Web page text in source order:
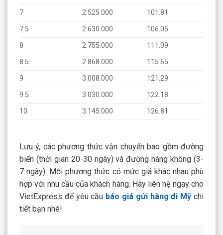
7
2.525.000
101.81
7.5
2.630.000
106.05
8
2.755.000
111.09
8.5
2.868.000
115.65
9
3.008.000
121.29
9.5
3.030.000
122.18
10
3.145.000 126.81
Lưu ý, các phương thức vận chuyển bao gồm đường
biển (thời gian 20-30 ngày) và đường hàng không (3-
7 ngày). Mỗi phương thức có mức giá khác nhau phù
hợp với nhu cầu của khách hàng. Hãy liên hệ ngay cho
VietExpress để yêu cầu báo giá gửi hàng đi Mỹ chi
tiết bạn nhé!